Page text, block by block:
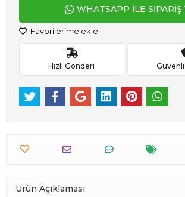
WHATSAPP İLE SİPARİŞ
Favorilerime ekle
Hızlı Gönderi Güvenli
Ürün Açıklaması